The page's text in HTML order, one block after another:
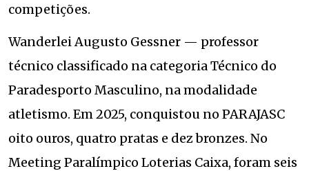
competições.
Wanderlei Augusto Gessner — professor
técnico classificado na categoria Técnico do
Paradesporto Masculino, na modalidade
atletismo. Em 2025, conquistou no PARAJASC
oito ouros, quatro pratas e dez bronzes. No
Meeting Paralímpico Loterias Caixa, foram seis